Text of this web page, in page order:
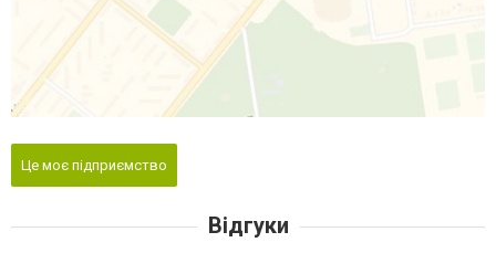
Це моє підприємство
Відгуки